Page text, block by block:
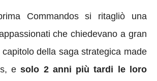
Commandos si ritagliò una
che chiedevano a gran
della saga strategica made
esolo 2 anni più tardi le loro